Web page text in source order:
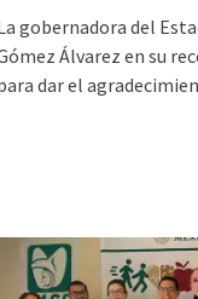
gobernadora del
Álvarez en su
dar el